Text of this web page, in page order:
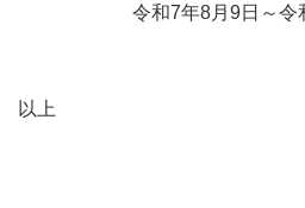
令和7年8月9日～令和7
以上